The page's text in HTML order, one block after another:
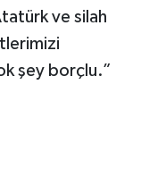
ve silah
şey borçlu.”